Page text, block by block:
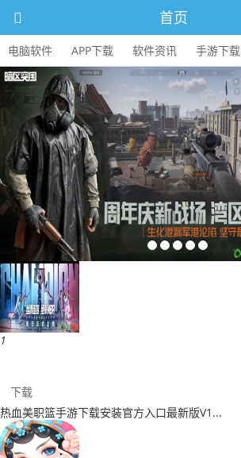
首页
电脑软件 APP下载 软件资讯 手游下载
1
下载
热血美职篮手游下载安装官方入口最新版V1...